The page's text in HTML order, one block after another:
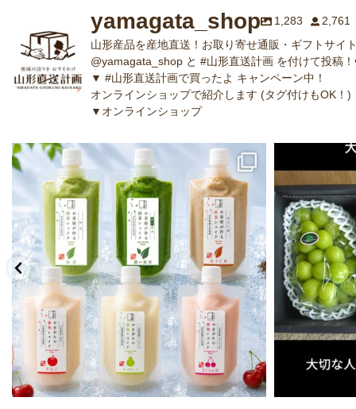
yamagata_shop 1,283
2,761
山形産品を産地直送！お取り寄せ通販・ギフトサイ
@yamagata_shop と #山形直送計画 を付けて投稿
▼ #山形直送計画で買ったよ キャンペーン中！
オンラインショップで紹介します (タグ付けもOK！)
▼オンラインショップ